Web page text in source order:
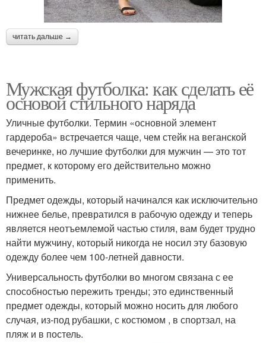
читать дальше →
Мужская футболка: как сделать её
основой стильного наряда
Уличные футболки. Термин «основной элемент
гардероба» встречается чаще, чем стейк на веганской
вечеринке, но лучшие футболки для мужчин — это тот
предмет, к которому его действительно можно
применить.
Предмет одежды, который начинался как исключительно
нижнее белье, превратился в рабочую одежду и теперь
является неотъемлемой частью стиля, вам будет трудно
найти мужчину, который никогда не носил эту базовую
одежду более чем 100-летней давности.
Универсальность футболки во многом связана с ее
способностью пережить тренды; это единственный
предмет одежды, который можно носить для любого
случая, из-под рубашки, с костюмом , в спортзал, на
пляж и в постель.